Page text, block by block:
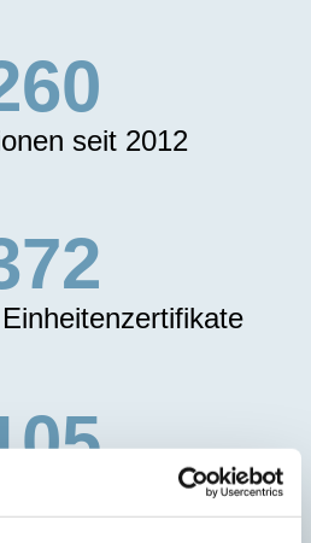
seit 2012
i.d. elektrischen